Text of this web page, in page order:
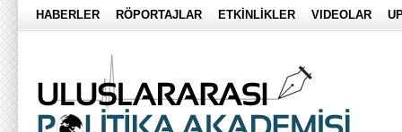
HABERLER RÖPORTAJLAR ETKİNLİKLER VIDEOLAR